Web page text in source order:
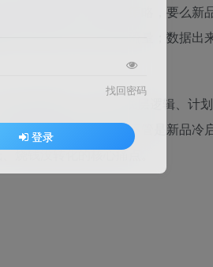
标品套用同一套投放策略，要么新
不知道怎么安全放大流量；数据出
全实操内容，从玩法底层逻辑、计划
是标品还是非标品，不管是新品冷
烧钱没转化的核心痛点。
找回密码
登录